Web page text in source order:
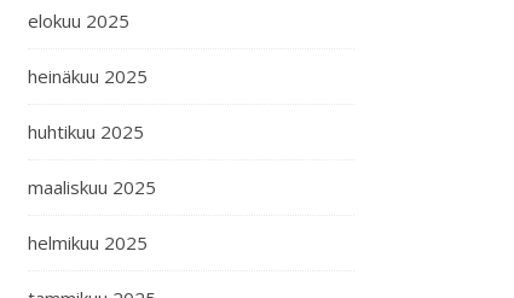
elokuu 2025
heinäkuu 2025
huhtikuu 2025
maaliskuu 2025
helmikuu 2025